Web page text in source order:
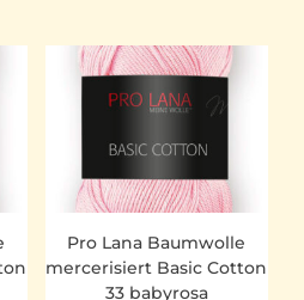
Pro Lana Baumwolle
mercerisiert Basic Cotton
33 babyrosa